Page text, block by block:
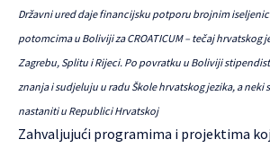
Državni ured daje financijsku potporu brojnim
potomcima u Boliviji za CROATICUM – tečaj hrvatskog
Zagrebu, Splitu i Rijeci. Po povratku u Boliviji
znanja i sudjeluju u radu Škole hrvatskog jezika, a neki
nastaniti u Republici Hrvatskoj
Zahvaljujući programima i projektima